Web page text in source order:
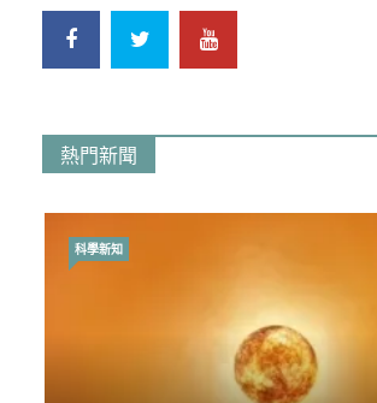
熱門新聞
科學新知
時事政治